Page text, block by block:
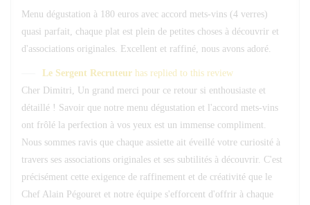
Menu dégustation à 180 euros avec accord mets-vins (4 verres)
quasi parfait, chaque plat est plein de petites choses à découvrir et
d'associations originales. Excellent et raffiné, nous avons adoré.
Le Sergent Recruteur has replied to this review
Cher Dimitri, Un grand merci pour ce retour si enthousiaste et
détaillé ! Savoir que notre menu dégustation et l'accord mets-vins
ont frôlé la perfection à vos yeux est un immense compliment.
Nous sommes ravis que chaque assiette ait éveillé votre curiosité à
travers ses associations originales et ses subtilités à découvrir. C'est
précisément cette exigence de raffinement et de créativité que le
Chef Alain Pégouret et notre équipe s'efforcent d'offrir à chaque